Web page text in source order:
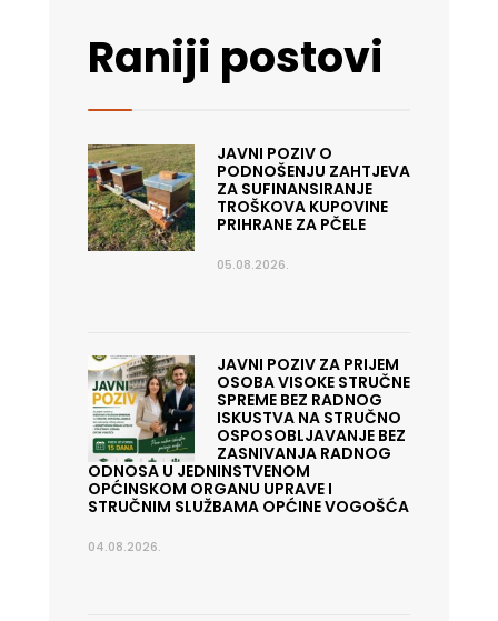
Raniji postovi
JAVNI POZIV O
PODNOŠENJU ZAHTJEVA
ZA SUFINANSIRANJE
TROŠKOVA KUPOVINE
PRIHRANE ZA PČELE
05.08.2026.
JAVNI POZIV ZA PRIJEM
OSOBA VISOKE STRUČNE
SPREME BEZ RADNOG
ISKUSTVA NA STRUČNO
OSPOSOBLJAVANJE BEZ
ZASNIVANJA RADNOG
ODNOSA U JEDNINSTVENOM
OPĆINSKOM ORGANU UPRAVE I
STRUČNIM SLUŽBAMA OPĆINE VOGOŠĆA
04.08.2026.